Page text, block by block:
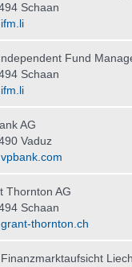
Schaan
Fund
Schaan
AG
Vaduz
Thornton AG
Schaan
thornton.ch